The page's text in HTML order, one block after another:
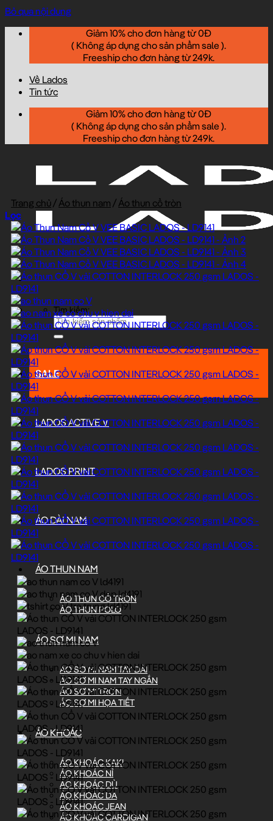
Bỏ qua nội dung
Giảm 10% cho đơn hàng từ 0Đ
( Không áp dụng cho sản phẩm sale ).
Freeship cho đơn hàng từ 249k.
Về Lados
Tin tức
Giảm 10% cho đơn hàng từ 0Đ
( Không áp dụng cho sản phẩm sale ).
Freeship cho đơn hàng từ 249k.
Tìm kiếm:
SALE
LADOS ACTIVE ∨
LADOS PRINT
ÁO DÀI NAM
ÁO THUN NAM
ÁO THUN CỔ TRÒN
ÁO THUN POLO
ÁO SƠ MI NAM
ÁO SƠ MI NAM TAY DÀI
ÁO SƠ MI NAM TAY NGẮN
ÁO SƠ MI TRƠN
ÁO SƠ MI HỌA TIẾT
ÁO KHOÁC
ÁO KHOÁC KAKI
ÁO KHOÁC NỈ
ÁO KHOÁC DÙ
ÁO KHOÁC DA
ÁO KHOÁC JEAN
ÁO KHOÁC CARDIGAN
Trang chủ/Áo thun nam /Áo thun cổ tròn
Lọc